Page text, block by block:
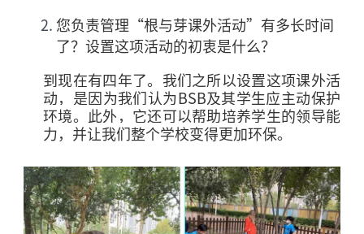
您负责管理“根与芽课外活动”有多长时间
了？设置这项活动的初衷是什么？
到现在有四年了。我们之所以设置这项课外活
动，是因为我们认为BSB及其学生应主动保护
环境。此外，它还可以帮助培养学生的领导能
力，并让我们整个学校变得更加环保。